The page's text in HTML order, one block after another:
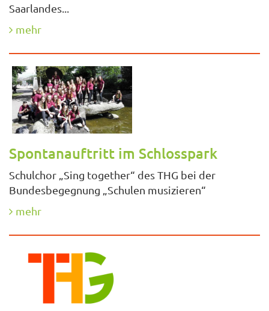
Saarlandes...
mehr
Spontanauftritt im Schlosspark
Schulchor „Sing together“ des THG bei der
Bundesbegegnung „Schulen musizieren“
mehr